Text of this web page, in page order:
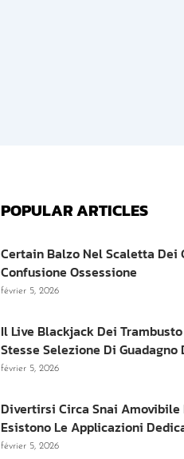
POPULAR ARTICLES
Certain Balzo Nel Scaletta Dei
Confusione Ossessione
février 5, 2026
Il Live Blackjack Dei
Stesse Selezione Di Guadagno
février 5, 2026
Divertirsi Circa Snai Amovibile
Esistono Le Applicazioni
février 5, 2026